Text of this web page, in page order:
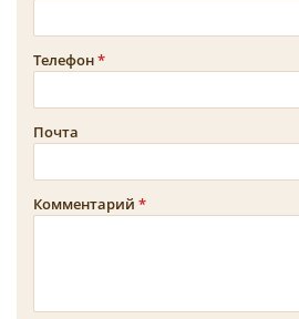
Телефон
Почта
Комментарий